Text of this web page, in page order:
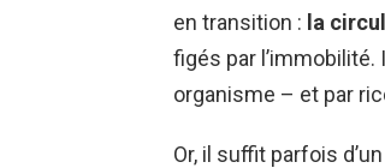
en transition : la
figés par
organisme – et par
Or, il suffit parfois